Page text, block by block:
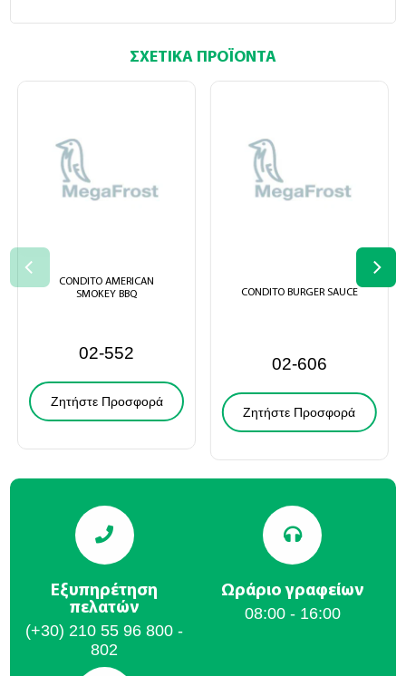
ΣΧΕΤΙΚΆ ΠΡΟΪΌΝΤΑ
CONDITO AMERICAN
SMOKEY BBQ
02-552
Ζητήστε Προσφορά
CONDITO BURGER SAUCE
02-606
Ζητήστε Προσφορά
Εξυπηρέτηση
πελατών
(+30) 210 55 96 800 -
802
Ωράριο γραφείων
08:00 - 16:00